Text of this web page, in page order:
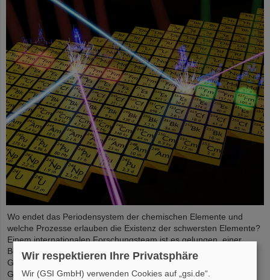
Wo endet das Periodensystem der chemischen Elemente und
welche Prozesse erlauben die Existenz der schwersten Elemente?
Einem internationalen Forschungsteam ist es gelungen, einer
Beantwortung näher zu kommen und mit Messungen an der
GSI/FAIR-Beschleunigeranlage und in Laboren der Johannes
Gutenberg-Universität Mainz einen Einblick in die Struktur von
Wir respektieren Ihre Privatsphäre
Wir (GSI GmbH) verwenden Cookies auf „gsi.de“.